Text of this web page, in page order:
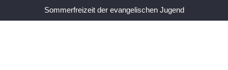
Sommerfreizeit der evangelischen Jugend